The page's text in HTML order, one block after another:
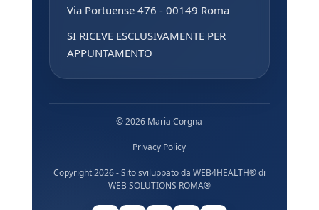
Via Portuense 476 - 00149 Roma
SI RICEVE ESCLUSIVAMENTE PER
APPUNTAMENTO
© 2026 Maria Corgna
Privacy Policy
Copyright 2026 - Sito sviluppato da WEB4HEALTH®di
WEB SOLUTIONS ROMA®